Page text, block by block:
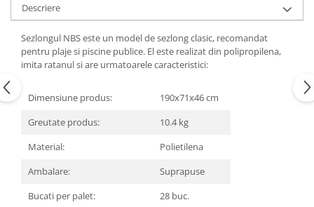
Descriere
Sezlongul NBS este un model de sezlong clasic, recomandat
pentru plaje si piscine publice. El este realizat din polipropilena,
imita ratanul si are urmatoarele caracteristici:
Dimensiune produs:
190x71x46 cm
Greutate produs:
10.4 kg
Material:
Polietilena
Ambalare:
Suprapuse
Bucati per palet:
28 buc.